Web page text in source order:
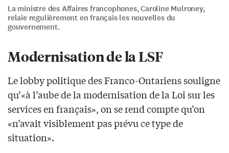
La ministre des Affaires francophones, Caroline Mulroney,
relaie regulièrement en français les nouvelles du
gouvernement.
Modernisation de la LSF
Le lobby politique des Franco-Ontariens souligne
qu’«à l’aube de la modernisation de la Loi sur les
services en français», on se rend compte qu’on
«n’avait visiblement pas prévu ce type de
situation».